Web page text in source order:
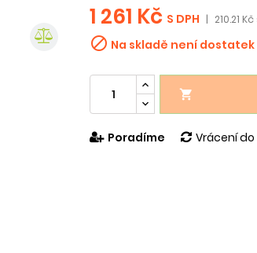
1 261 Kč S DPH | 210.21
 Na skladě není

Poradíme Vrácení do